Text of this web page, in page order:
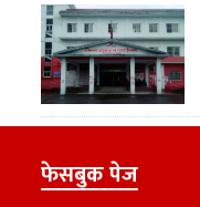
फेसबुक पेज